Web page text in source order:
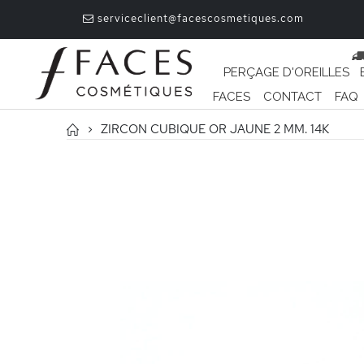
serviceclient@facescosmetiques.com
PERÇAGE D'OREILLES
FACES
CONTACT FAQ
ZIRCON CUBIQUE OR JAUNE 2 MM. 14K